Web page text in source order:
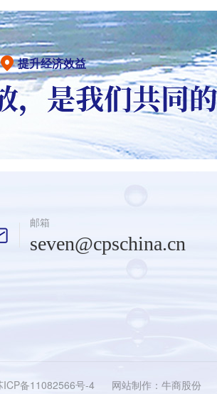
提升经济效益
邮箱
seven@cpschina.cn
ICP备11082566号-4 网站制作：牛商股份